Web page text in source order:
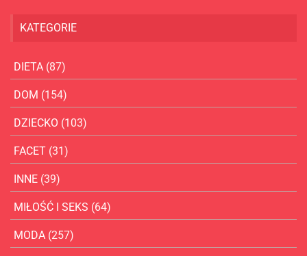
KATEGORIE
DIETA (87)
DOM (154)
DZIECKO (103)
FACET (31)
INNE (39)
MIŁOŚĆ I SEKS (64)
MODA (257)